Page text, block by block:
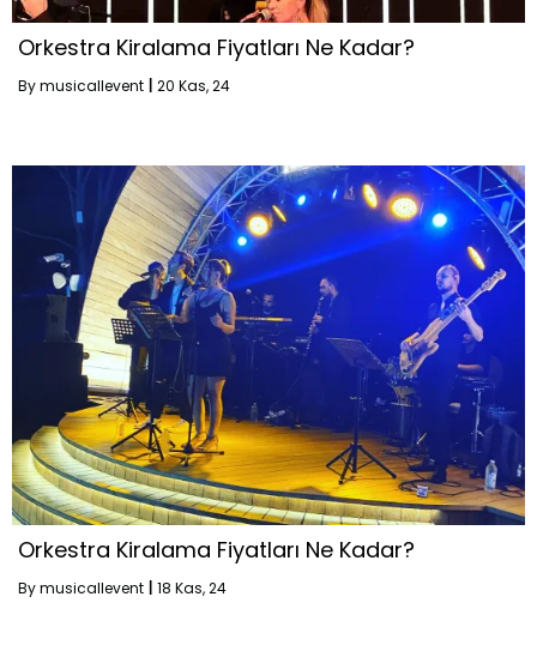
Orkestra Kiralama Fiyatları Ne Kadar?
Bymusicallevent 20 Kas, 24
Orkestra Kiralama Fiyatları Ne Kadar?
Bymusicallevent 18 Kas, 24